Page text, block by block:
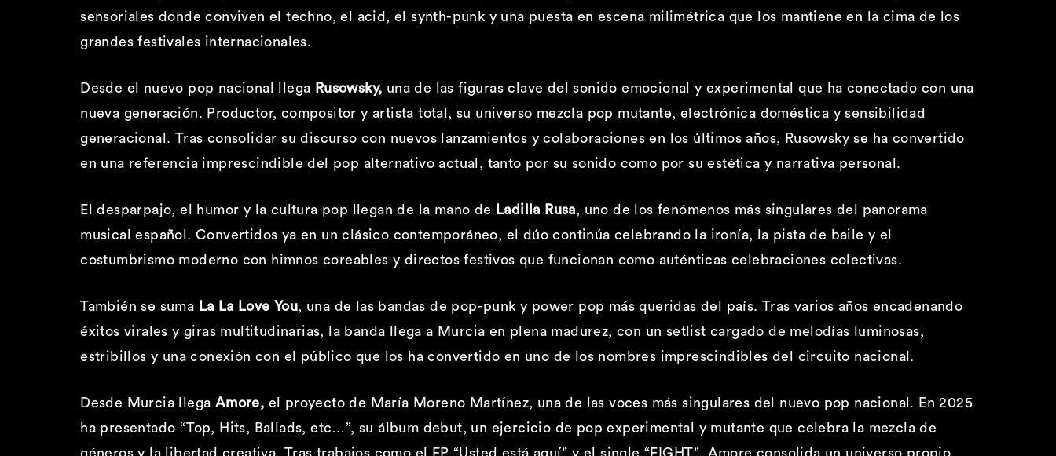
sensoriales donde conviven el techno, el acid, el synth-punk y una puesta en escena milimétrica que los mantiene en la cima de los
grandes festivales internacionales.
Desde el nuevo pop nacional llega Rusowsky, una de las figuras clave del sonido emocional y experimental que ha conectado con una
nueva generación. Productor, compositor y artista total, su universo mezcla pop mutante, electrónica doméstica y sensibilidad
generacional. Tras consolidar su discurso con nuevos lanzamientos y colaboraciones en los últimos años, Rusowsky se ha convertido
en una referencia imprescindible del pop alternativo actual, tanto por su sonido como por su estética y narrativa personal.
El desparpajo, el humor y la cultura pop llegan de la mano de Ladilla Rusa , uno de los fenómenos más singulares del panorama
musical español. Convertidos ya en un clásico contemporáneo, el dúo continúa celebrando la ironía, la pista de baile y el
costumbrismo moderno con himnos coreables y directos festivos que funcionan como auténticas celebraciones colectivas.
También se suma La La Love You , una de las bandas de pop-punk y power pop más queridas del país. Tras varios años encadenando
éxitos virales y giras multitudinarias, la banda llega a Murcia en plena madurez, con un setlist cargado de melodías luminosas,
estribillos y una conexión con el público que los ha convertido en uno de los nombres imprescindibles del circuito nacional.
Desde Murcia llega Amore, el proyecto de María Moreno Martínez, una de las voces más singulares del nuevo pop nacional. En 2025
ha presentado “Top, Hits, Ballads, etc…”, su álbum debut, un ejercicio de pop experimental y mutante que celebra la mezcla de
géneros y la libertad creativa. Tras trabajos como el EP “Usted está aquí” y el single “FIGHT”, Amore consolida un universo propio